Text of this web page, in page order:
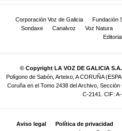
Corporación Voz de Galicia Fundación
Sondaxe
Canalvoz Voz Natura
Editorial
© Copyright LA VOZ DE GALICIA
Polígono de Sabón, Arteixo, A CORUÑA
Coruña en el Tomo 2438 del Archivo,
C-2141. CIF: A-
Aviso legal Política de privacidad